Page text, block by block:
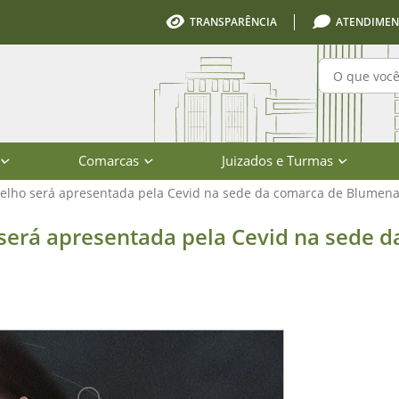
TRANSPARÊNCIA
Comarcas Juizados e Turmas
será apresentada pela Cevid na sede da comarca de
pela Cevid na sede da
apresentada pela Cevid na sede